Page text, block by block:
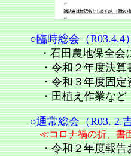
○臨時総会（R03.4.4
・石田農地保全会
・令和２年度決算
・令和３年度固定
・田植え作業など
○通常総会（R03. 2.
≪コロナ禍の折、書
・令和２年度報告